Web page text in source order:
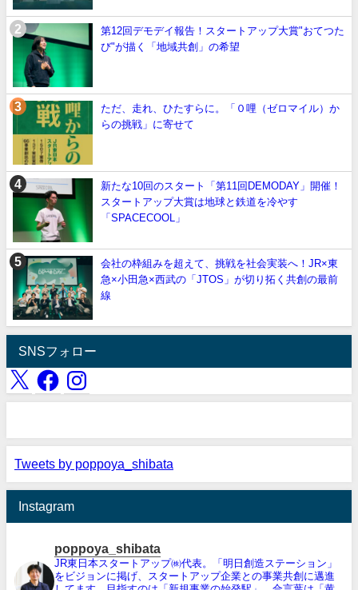
第12回デモデイ報告！スタートアップ大賞"おてつた
び"が描く「地域共創」の希望
ただ、走れ、ひたすらに。「０哩（ゼロマイル）か
らの挑戦」に寄せて
新たな10回のスタート「第11回DEMODAY」開催！
スタートアップ大賞は地球と鉄道を冷やす
「SPACECOOL」
会社の枠組みを超えて、挑戦を社会実装へ！JR×東
急×小田急×西武の「JTOS」が切り拓く共創の最前
線
SNSフォロー
Tweets by poppoya_shibata
Instagram
poppoya_shibata
JR東日本スタートアップ㈱代表。「明日創造ステーション」
をビジョンに掲げ、スタートアップ企業との事業共創に邁進